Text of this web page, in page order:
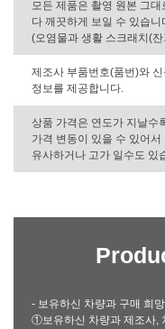
모든 제품은 촬영 원본 그
다 깨끗하게 보일 수 있습니
(오염물과 생활 스크래치(
제조사 부품번호(품번)와
정보를 제공합니다.
상품 가격은 연도가 지날수
가격 변동이 있을 수 있어
유사하거나 고가 일수도 있
- 보유하신 차량과 구매 희
①보유하신 차량과 제조사,